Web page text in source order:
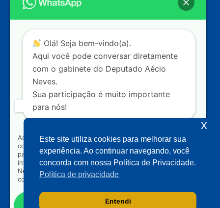
Câmara dos Deputados
Ed. Principal, Ala C – Gabinete
Contato
dep.aecioneves@camara.leg.br
+55 (61) 3215-5964
+55 (31) 3261-0121
+55 (31) 97150-0834
Nossas redes
Acompanhe o meu mandato
Olá! Seja bem-vindo(a).
Aqui você pode conversar diretamente
com o gabinete do Deputado Aécio
Neves.
Sua participação é muito importante
para nós!
Ao clicar para iniciar o contato pelo WhatsApp, você
concorda que seus dados serão utilizados exclusivamente
para atendimento relacionado às demandas, sugestões ou
informações referentes ao mandato do Deputado Aécio
Neves. Seus dados serão tratados com sigilo e não serão
compartilhados com terceiros.
Falar com gabinete
Este site utiliza cookies para melhorar sua
experiência. Ao continuar navegando, você
concorda com nossa Política de Privacidade.
Política de privacidade
Entendi
x